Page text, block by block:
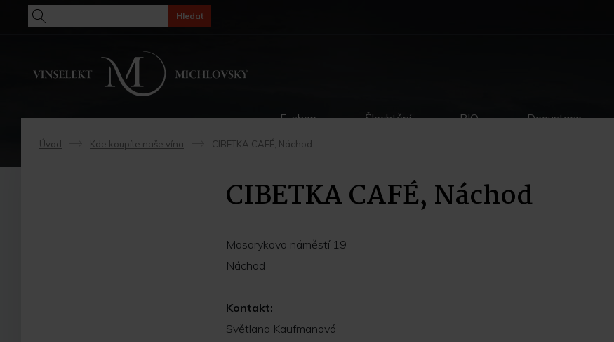
Hledat
E-shop Šlechtění BIO Degustace
Úvod ->
Kde koupíte naše vína ->
CIBETKA CAFÉ, Náchod
CIBETKA CAFÉ, Náchod
Masarykovo náměstí 19
Náchod
Kontakt:
Světlana Kaufmanová